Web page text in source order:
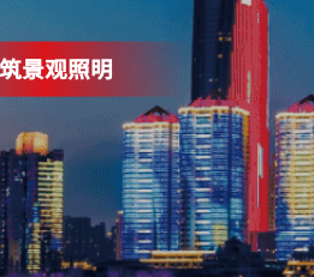
景观照明